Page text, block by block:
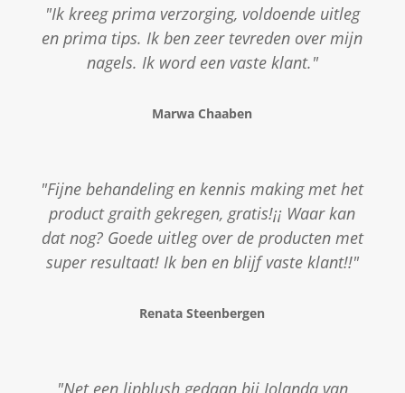
"Ik kreeg prima verzorging, voldoende uitleg
en prima tips. Ik ben zeer tevreden over mijn
nagels. Ik word een vaste klant."
Marwa Chaaben
"Fijne behandeling en kennis making met het
product graith gekregen, gratis!¡¡ Waar kan
dat nog? Goede uitleg over de producten met
super resultaat! Ik ben en blijf vaste klant!!"
Renata Steenbergen
"Net een lipblush gedaan bij Jolanda van